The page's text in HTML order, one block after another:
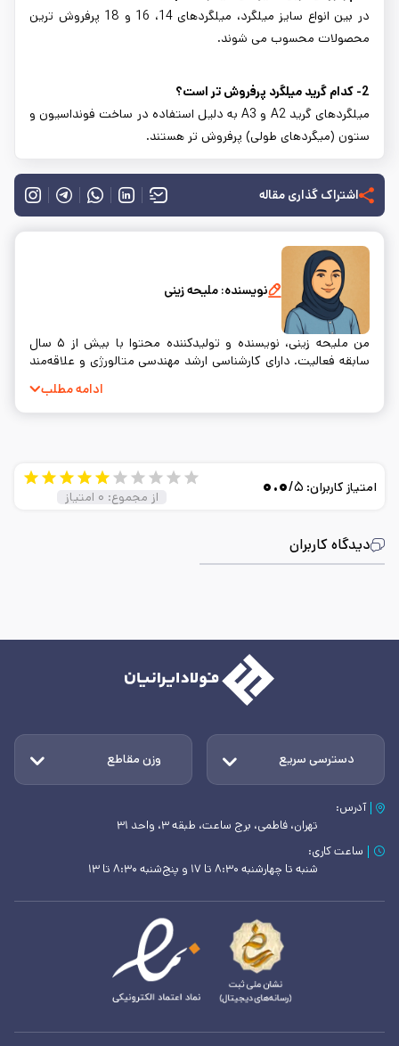
در بین انواع سایز میلگرد، میلگردهای 14، 16 و 18 پرفروش ترین
محصولات محسوب می شوند.
2- کدام گرید میلگرد پرفروش تر است؟
میلگردهای گرید A2 و A3 به دلیل استفاده در ساخت فونداسیون و
ستون (میگردهای طولی) پرفروش تر هستند.
اشتراک گذاری مقاله
نویسنده: ملیحه زینی
من ملیحه زینی، نویسنده و تولیدکننده محتوا با بیش از ۵ سال
سابقه فعالیت. دارای کارشناسی ارشد مهندسی متالورژی و علاقه‌مند
ادامه مطلب
دیدگاه کاربران
امتیاز کاربران: ۰.۰/۵
از مجموع: ۰ امتیاز
دسترسی سریع وزن مقاطع
آدرس:
تهران، فاطمی، برج ساعت، طبقه ۳، واحد ۳۱
ساعت کاری:
شنبه تا چهارشنبه ۸:۳۰ تا ۱۷ و پنج‌شنبه ۸:۳۰ تا ۱۳